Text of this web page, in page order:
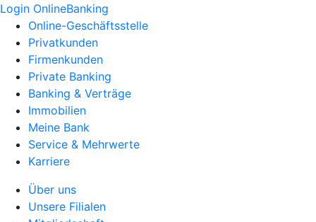
Login OnlineBanking
Online-Geschäftsstelle
Privatkunden
Firmenkunden
Private Banking
Banking & Verträge
Immobilien
Meine Bank
Service & Mehrwerte
Karriere
Über uns
Unsere Filialen